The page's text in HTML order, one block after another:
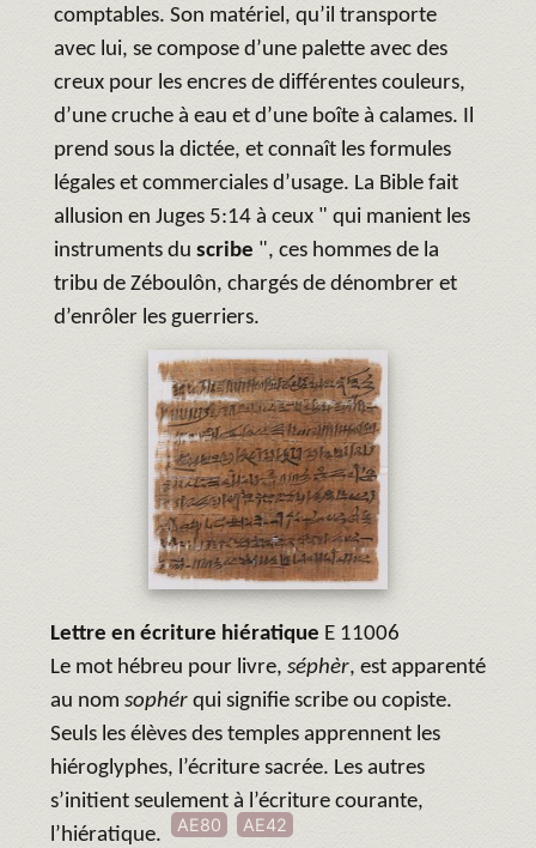
comptables. Son matériel, qu’il transporte
avec lui, se compose d’une palette avec des
creux pour les encres de différentes couleurs,
d’une cruche à eau et d’une boîte à calames. Il
prend sous la dictée, et connaît les formules
légales et commerciales d’usage. La Bible fait
allusion en Juges 5:14 à ceux " qui manient les
instruments du scribe ", ces hommes de la
tribu de Zéboulôn, chargés de dénombrer et
d’enrôler les guerriers.
Lettre en écriture hiératique E 11006
Le mot hébreu pour livre, séphèr, est apparenté
au nom sophér qui signifie scribe ou copiste.
Seuls les élèves des temples apprennent les
hiéroglyphes, l’écriture sacrée. Les autres
s’initient seulement à l’écriture courante,
l’hiératique.
AE80 AE42